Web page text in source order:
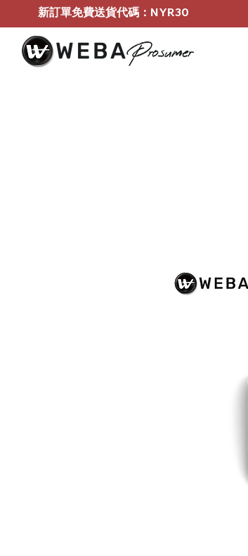
新訂單免費送貨代碼：NYR30